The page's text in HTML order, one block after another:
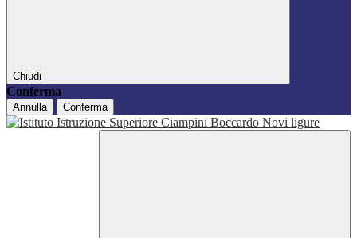
Chiudi
Conferma
Annulla Conferma